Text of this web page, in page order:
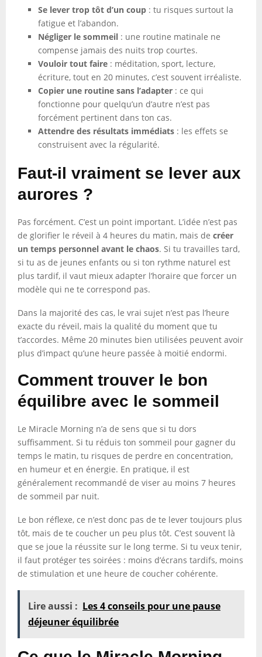
Se lever trop tôt d’un coup : tu risques surtout la
fatigue et l’abandon.
Négliger le sommeil : une routine matinale ne
compense jamais des nuits trop courtes.
Vouloir tout faire : méditation, sport, lecture,
écriture, tout en 20 minutes, c’est souvent irréaliste.
Copier une routine sans l’adapter : ce qui
fonctionne pour quelqu’un d’autre n’est pas
forcément pertinent dans ton cas.
Attendre des résultats immédiats : les effets se
construisent avec la régularité.
Faut-il vraiment se lever aux
aurores ?
Pas forcément. C’est un point important. L’idée n’est pas
de glorifier le réveil à 4 heures du matin, mais de créer
un temps personnel avant le chaos. Si tu travailles tard,
si tu as de jeunes enfants ou si ton rythme naturel est
plus tardif, il vaut mieux adapter l’horaire que forcer un
modèle qui ne te correspond pas.
Dans la majorité des cas, le vrai sujet n’est pas l’heure
exacte du réveil, mais la qualité du moment que tu
t’accordes. Même 20 minutes bien utilisées peuvent avoir
plus d’impact qu’une heure passée à moitié endormi.
Comment trouver le bon
équilibre avec le sommeil
Le Miracle Morning n’a de sens que si tu dors
suffisamment. Si tu réduis ton sommeil pour gagner du
temps le matin, tu risques de perdre en concentration,
en humeur et en énergie. En pratique, il est
généralement recommandé de viser au moins 7 heures
de sommeil par nuit.
Le bon réflexe, ce n’est donc pas de te lever toujours plus
tôt, mais de te coucher un peu plus tôt. C’est souvent là
que se joue la réussite sur le long terme. Si tu veux tenir,
il faut protéger tes soirées : moins d’écrans tardifs, moins
de stimulation et une heure de coucher cohérente.
Lire aussi : Les 4 conseils pour une pause
déjeuner équilibrée